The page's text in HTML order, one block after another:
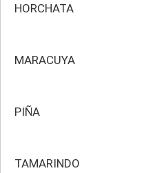
HORCHATA
MARACUYA
PIÑA
TAMARINDO